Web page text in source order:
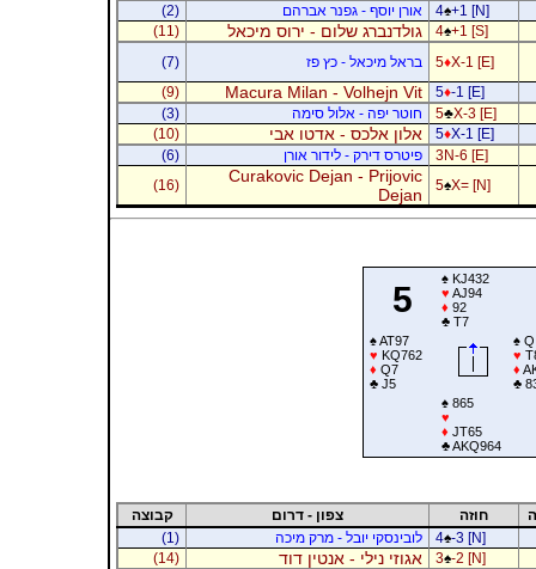
4♠+1 [N] אורן יוסף - גפנר אברהם
(2)
4♠+1 [S] גולדנברג שלום - ירוס מיכאל
(11)
5♦X-1 [E] בראל מיכאל - כץ פז
(7)
5♦-1 [E]
Macura Milan - Volhejn Vit
(9)
5♣X-3 [E] חוטר יפה - אלול סימה
(3)
5♦X-1 [E] אלון אלכס - אדטו אבי
(10)
3N-6 [E]
פיטרס דירק - לידור אורן
(6)
5♠X= [N]
Curakovic Dejan - Prijovic
Dejan
(16)
5
♠KJ432
♥ AJ94
♦ 92
♣T7
♠AT97
♥ KQ762
♦ Q7
♣J5
♠Q
♥
♦
♣
♠865
♥
♦ JT65
♣AKQ964
חוזה צפון - דרום
קבוצה
4♠-3 [N] לובינסקי יובל - מרק מיכה
(1)
3♠-2 [N] אגוזי נילי - אנטין דוד
(14)